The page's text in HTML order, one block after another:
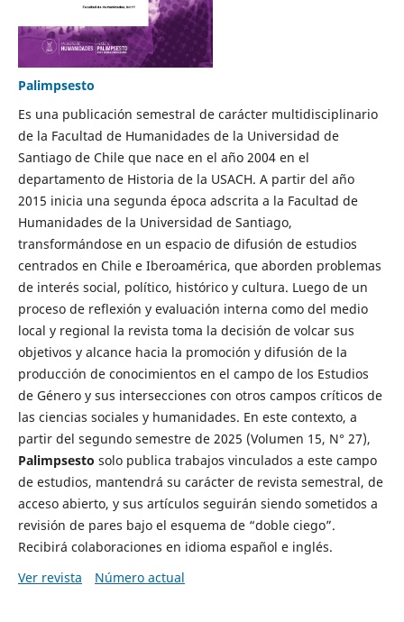
Palimpsesto
Es una publicación semestral de carácter multidisciplinario
de la Facultad de Humanidades de la Universidad de
Santiago de Chile que nace en el año 2004 en el
departamento de Historia de la USACH. A partir del año
2015 inicia una segunda época adscrita a la Facultad de
Humanidades de la Universidad de Santiago,
transformándose en un espacio de difusión de estudios
centrados en Chile e Iberoamérica, que aborden problemas
de interés social, político, histórico y cultura. Luego de un
proceso de reflexión y evaluación interna como del medio
local y regional la revista toma la decisión de volcar sus
objetivos y alcance hacia la promoción y difusión de la
producción de conocimientos en el campo de los Estudios
de Género y sus intersecciones con otros campos críticos de
las ciencias sociales y humanidades. En este contexto, a
partir del segundo semestre de 2025 (Volumen 15, N° 27),
Palimpsesto solo publica trabajos vinculados a este campo
de estudios, mantendrá su carácter de revista semestral, de
acceso abierto, y sus artículos seguirán siendo sometidos a
revisión de pares bajo el esquema de “doble ciego”.
Recibirá colaboraciones en idioma español e inglés.
Ver revista
Número actual